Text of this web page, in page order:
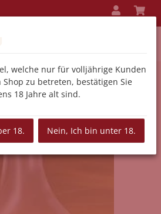
welche nur für volljährige Kunden
zu betreten, bestätigen Sie
18 Jahre alt sind.
18. Nein, Ich bin unter 18.